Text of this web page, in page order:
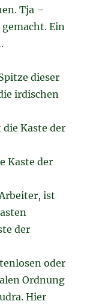
Tja –
Ein
dieser
irdischen
Kaste der
Kaste der
ist
der
oder
Ordnung
Hier